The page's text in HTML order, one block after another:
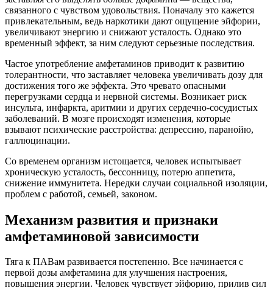
связанного с чувством удовольствия. Поначалу это кажется
привлекательным, ведь наркотики дают ощущение эйфории,
увеличивают энергию и снижают усталость. Однако это
временный эффект, за ним следуют серьезные последствия.
Частое употребление амфетаминов приводит к развитию
толерантности, что заставляет человека увеличивать дозу для
достижения того же эффекта. Это чревато опасными
перегрузками сердца и нервной системы. Возникает риск
инсульта, инфаркта, аритмии и других сердечно-сосудистых
заболеваний. В мозге происходят изменения, которые
взывают психические расстройства: депрессию, паранойю,
галлюцинации.
Со временем организм истощается, человек испытывает
хроническую усталость, бессонницу, потерю аппетита,
снижение иммунитета. Нередки случаи социальной изоляции,
проблем с работой, семьей, законом.
Механизм развития и признаки
амфетаминовой зависимости
Тяга к ПАВам развивается постепенно. Все начинается с
первой дозы амфетамина для улучшения настроения,
повышения энергии. Человек чувствует эйфорию, прилив сил